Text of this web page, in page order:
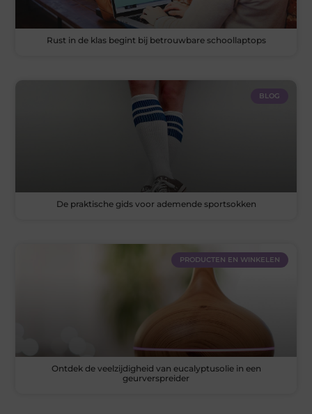
Rust in de klas begint bij betrouwbare schoollaptops
BLOG
De praktische gids voor ademende sportsokken
PRODUCTEN EN WINKELEN
Ontdek de veelzijdigheid van eucalyptusolie in een
geurverspreider